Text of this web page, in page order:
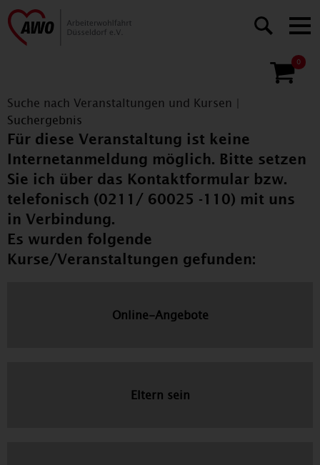
0
Suche nach Veranstaltungen und Kursen
Suchergebnis
Für diese Veranstaltung ist keine
Internetanmeldung möglich. Bitte setzen
Sie ich über das Kontaktformular bzw.
telefonisch (0211/ 60025 -110) mit uns
in Verbindung.
Es wurden folgende
Kurse/Veranstaltungen gefunden:
Online-Angebote
Eltern sein